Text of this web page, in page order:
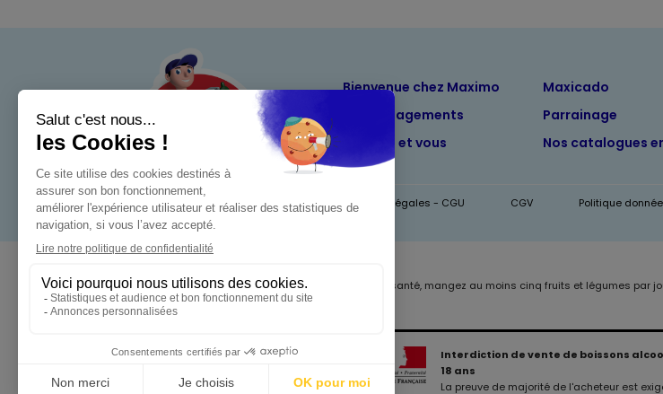
Bienvenue chez Maximo
Nos engagements
Maximo et vous
Maxicado
Parrainage
Nos catalogues
Mentions légales - CGU CGV Politique
Pour votre santé, mangez au moins cinq fruits et légumes par
Interdiction de vente de boissons
18 ans
La preuve de majorité de l'acheteur est